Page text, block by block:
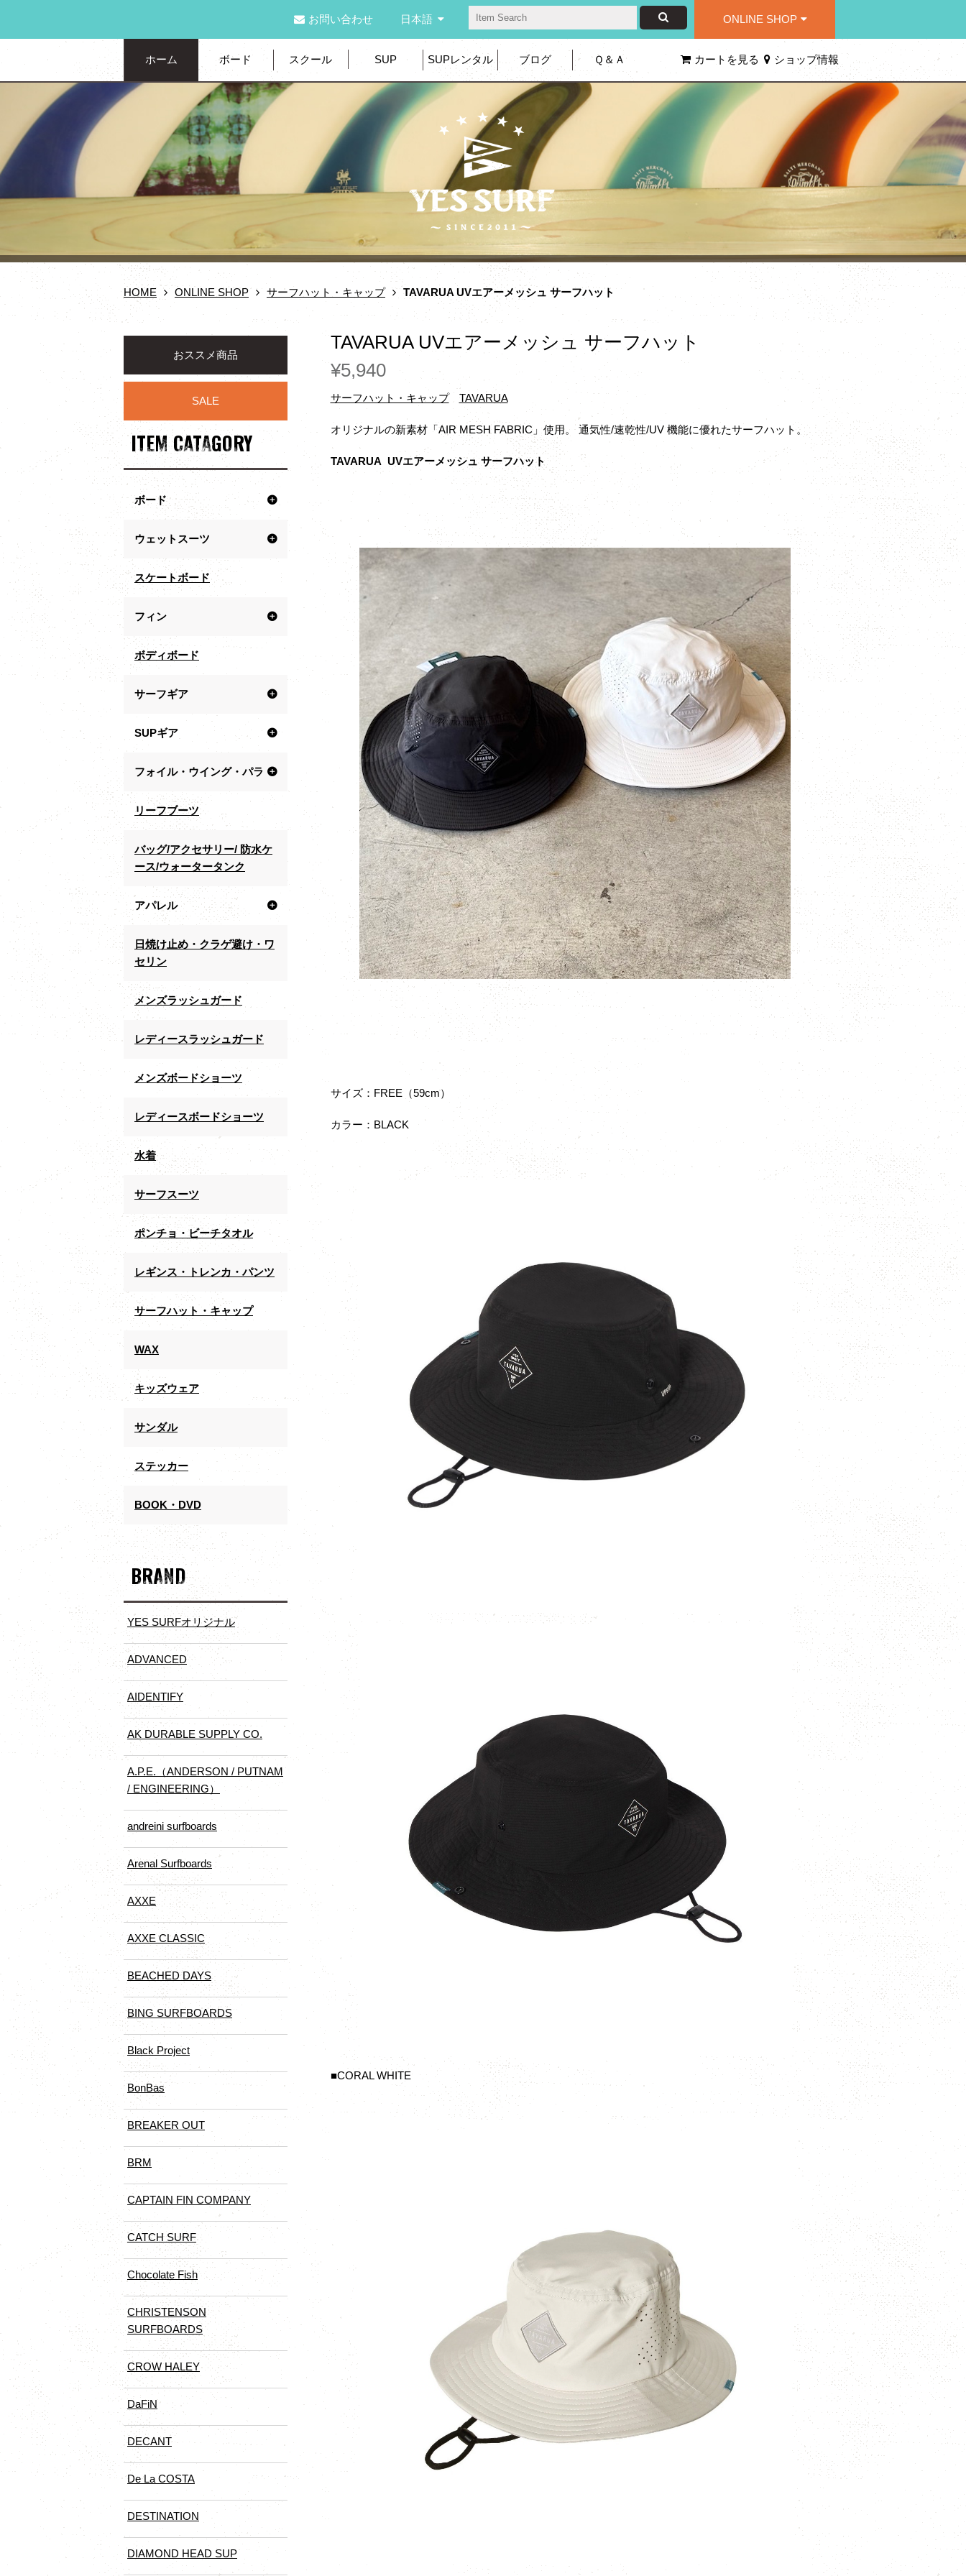
お問い合わせ 日本語 ONLINE SHOP
ホーム ボード スクール SUP SUPレンタル ブログ Ｑ＆Ａ カートを見る ショップ情報
HOME ONLINE SHOP サーフハット・キャップ TAVARUA UVエアーメッシュ サーフハット
TAVARUA UVエアーメッシュ サーフハット
¥5,940
サーフハット・キャップ TAVARUA
オリジナルの新素材「AIR MESH FABRIC」使用。 通気性/速乾性/UV 機能に優れたサーフハット。
TAVARUA UVエアーメッシュ サーフハット
サイズ：FREE（59cm）
カラー：BLACK
■CORAL WHITE
おススメ商品
SALE
ITEM CATAGORY
ボード
ウェットスーツ
スケートボード
フィン
ボディボード
サーフギア
SUPギア
フォイル・ウイング・パラ
リーフブーツ
バッグ/アクセサリー/ 防水ケ
ース/ウォータータンク
アパレル
日焼け止め・クラゲ避け・ワ
セリン
メンズラッシュガード
レディースラッシュガード
メンズボードショーツ
レディースボードショーツ
水着
サーフスーツ
ポンチョ・ビーチタオル
レギンス・トレンカ・パンツ
サーフハット・キャップ
WAX
キッズウェア
サンダル
ステッカー
BOOK・DVD
BRAND
YES SURFオリジナル
ADVANCED
AIDENTIFY
AK DURABLE SUPPLY CO.
A.P.E.（ANDERSON / PUTNAM
/ ENGINEERING）
andreini surfboards
Arenal Surfboards
AXXE
AXXE CLASSIC
BEACHED DAYS
BING SURFBOARDS
Black Project
BonBas
BREAKER OUT
BRM
CAPTAIN FIN COMPANY
CATCH SURF
Chocolate Fish
CHRISTENSON
SURFBOARDS
CROW HALEY
DaFiN
DECANT
De La COSTA
DESTINATION
DIAMOND HEAD SUP